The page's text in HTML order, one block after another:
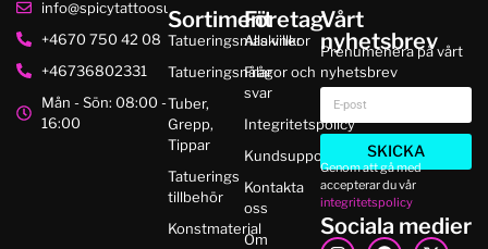
info@spicytattoosupplies.se
+4670 750 42 08
+46736802331
Mån - Sön: 08:00 -
16:00
Sortiment
Tatueringsmaskiner
Tatueringsnålar
Tuber,
Grepp,
Tippar
Tatuerings
tillbehör
Konstmaterial
Företag
Alla villkor
Frågor och
svar
Integritetspolicy
Kundsupport
Kontakta
oss
Om
Vårt
nyhetsbrev
Prenumenera på vårt
nyhetsbrev
SKICKA
Genom att gå med
accepterar du vår
integritetspolicy
Sociala medier